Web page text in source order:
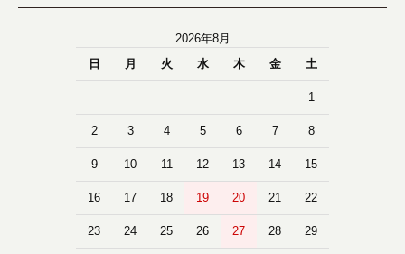
2026年8月
日
月 火 水 木 金 土
1
2 3 4 5 6 7 8
9 10 11 12 13 14 15
16 17 18 19 20 21 22
23 24 25 26 27 28 29